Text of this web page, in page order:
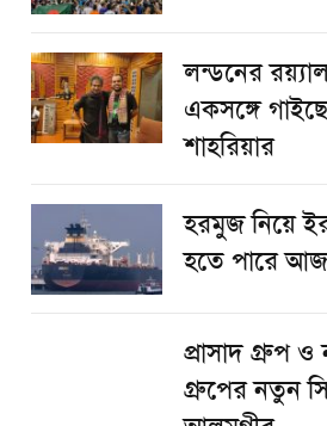
লন্ডনের
একসঙ্গে
শাহরিয়ার
হরমুজ নিয়ে
হতে পারে আজ
প্রাসাদ গ্রুপ
গ্রুপের নতুন